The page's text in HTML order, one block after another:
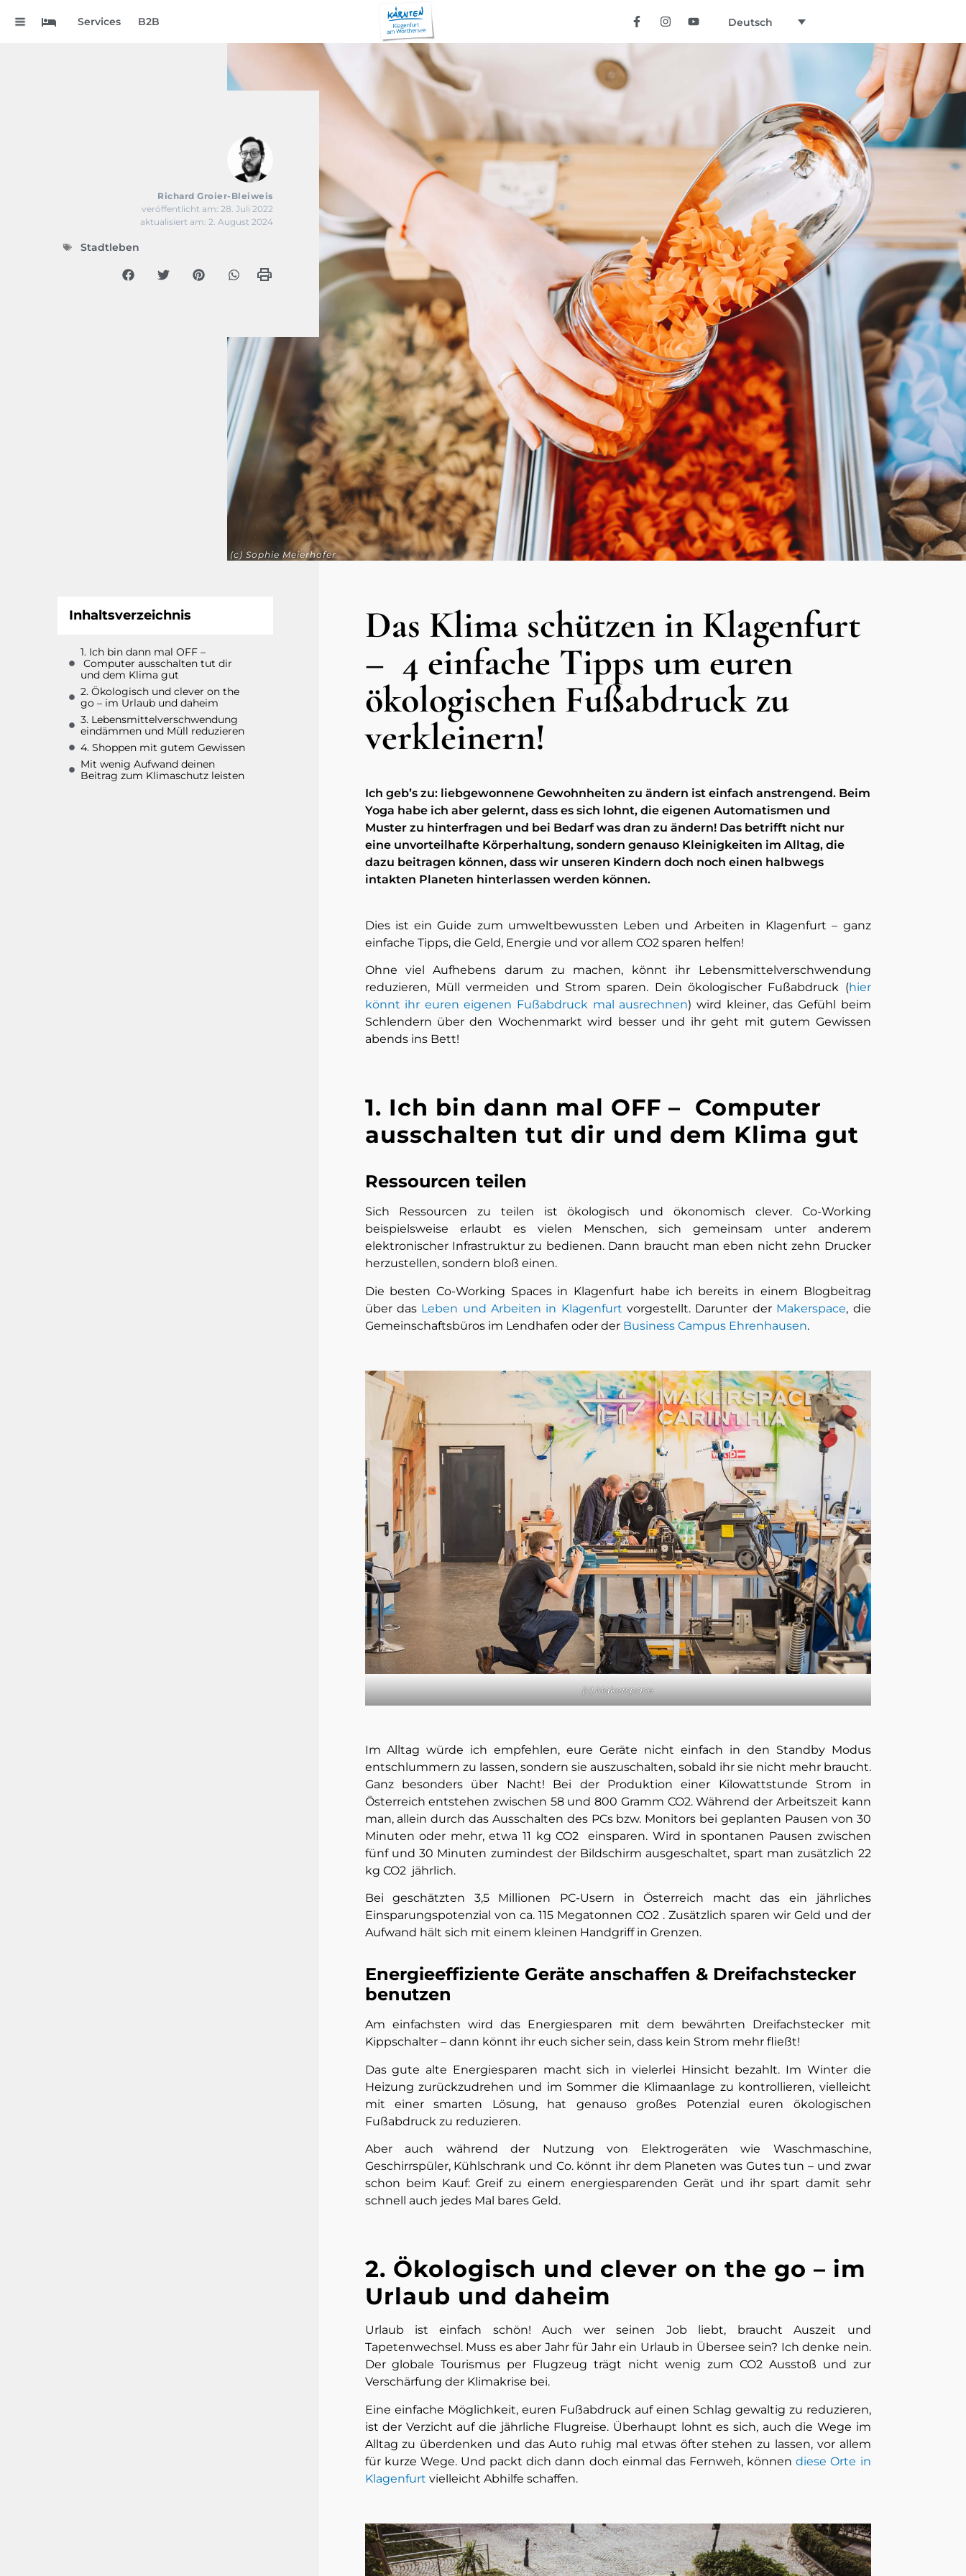
Services B2B Deutsch
Richard Groier-Bleiweis
veröffentlicht am: 28. Juli 2022
aktualisiert am: 2. August 2024
Stadtleben
(c) Sophie Meierhofer
Inhaltsverzeichnis
1. Ich bin dann mal OFF –
Computer ausschalten tut dir
und dem Klima gut
2. Ökologisch und clever on the
go – im Urlaub und daheim
3. Lebensmittelverschwendung
eindämmen und Müll reduzieren
4. Shoppen mit gutem Gewissen
Mit wenig Aufwand deinen
Beitrag zum Klimaschutz leisten
Das Klima schützen in Klagenfurt
– 4 einfache Tipps um euren
ökologischen Fußabdruck zu
verkleinern!
Ich geb’s zu: liebgewonnene Gewohnheiten zu ändern ist einfach anstrengend. Beim
Yoga habe ich aber gelernt, dass es sich lohnt, die eigenen Automatismen und
Muster zu hinterfragen und bei Bedarf was dran zu ändern! Das betrifft nicht nur
eine unvorteilhafte Körperhaltung, sondern genauso Kleinigkeiten im Alltag, die
dazu beitragen können, dass wir unseren Kindern doch noch einen halbwegs
intakten Planeten hinterlassen werden können.
Dies ist ein Guide zum umweltbewussten Leben und Arbeiten in Klagenfurt – ganz
einfache Tipps, die Geld, Energie und vor allem CO2 sparen helfen!
Ohne viel Aufhebens darum zu machen, könnt ihr Lebensmittelverschwendung
reduzieren, Müll vermeiden und Strom sparen. Dein ökologischer Fußabdruck (hier
könnt ihr euren eigenen Fußabdruck mal ausrechnen) wird kleiner, das Gefühl beim
Schlendern über den Wochenmarkt wird besser und ihr geht mit gutem Gewissen
abends ins Bett!
1. Ich bin dann mal OFF – Computer
ausschalten tut dir und dem Klima gut
Ressourcen teilen
Sich Ressourcen zu teilen ist ökologisch und ökonomisch clever. Co-Working
beispielsweise erlaubt es vielen Menschen, sich gemeinsam unter anderem
elektronischer Infrastruktur zu bedienen. Dann braucht man eben nicht zehn Drucker
herzustellen, sondern bloß einen.
Die besten Co-Working Spaces in Klagenfurt habe ich bereits in einem Blogbeitrag
über das Leben und Arbeiten in Klagenfurt vorgestellt. Darunter der Makerspace, die
Gemeinschaftsbüros im Lendhafen oder der Business Campus Ehrenhausen.
(c) Makerspace
Im Alltag würde ich empfehlen, eure Geräte nicht einfach in den Standby Modus
entschlummern zu lassen, sondern sie auszuschalten, sobald ihr sie nicht mehr braucht.
Ganz besonders über Nacht! Bei der Produktion einer Kilowattstunde Strom in
Österreich entstehen zwischen 58 und 800 Gramm CO2. Während der Arbeitszeit kann
man, allein durch das Ausschalten des PCs bzw. Monitors bei geplanten Pausen von 30
Minuten oder mehr, etwa 11 kg CO2 einsparen. Wird in spontanen Pausen zwischen
fünf und 30 Minuten zumindest der Bildschirm ausgeschaltet, spart man zusätzlich 22
kg CO2 jährlich.
Bei geschätzten 3,5 Millionen PC-Usern in Österreich macht das ein jährliches
Einsparungspotenzial von ca. 115 Megatonnen CO2 . Zusätzlich sparen wir Geld und der
Aufwand hält sich mit einem kleinen Handgriff in Grenzen.
Energieeffiziente Geräte anschaffen & Dreifachstecker
benutzen
Am einfachsten wird das Energiesparen mit dem bewährten Dreifachstecker mit
Kippschalter – dann könnt ihr euch sicher sein, dass kein Strom mehr fließt!
Das gute alte Energiesparen macht sich in vielerlei Hinsicht bezahlt. Im Winter die
Heizung zurückzudrehen und im Sommer die Klimaanlage zu kontrollieren, vielleicht
mit einer smarten Lösung, hat genauso großes Potenzial euren ökologischen
Fußabdruck zu reduzieren.
Aber auch während der Nutzung von Elektrogeräten wie Waschmaschine,
Geschirrspüler, Kühlschrank und Co. könnt ihr dem Planeten was Gutes tun – und zwar
schon beim Kauf: Greif zu einem energiesparenden Gerät und ihr spart damit sehr
schnell auch jedes Mal bares Geld.
2. Ökologisch und clever on the go – im
Urlaub und daheim
Urlaub ist einfach schön! Auch wer seinen Job liebt, braucht Auszeit und
Tapetenwechsel. Muss es aber Jahr für Jahr ein Urlaub in Übersee sein? Ich denke nein.
Der globale Tourismus per Flugzeug trägt nicht wenig zum CO2 Ausstoß und zur
Verschärfung der Klimakrise bei.
Eine einfache Möglichkeit, euren Fußabdruck auf einen Schlag gewaltig zu reduzieren,
ist der Verzicht auf die jährliche Flugreise. Überhaupt lohnt es sich, auch die Wege im
Alltag zu überdenken und das Auto ruhig mal etwas öfter stehen zu lassen, vor allem
für kurze Wege. Und packt dich dann doch einmal das Fernweh, könnendiese Orte in
Klagenfurt vielleicht Abhilfe schaffen.